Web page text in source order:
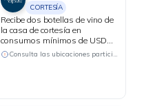
CORTESÍA
Recibe dos botellas de vino de
la casa de cortesía en
consumos mínimos de USD
130.
Consulta las ubicaciones participantes